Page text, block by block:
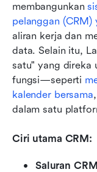
membangunkan
pelanggan (CRM)
aliran kerja dan
data. Selain itu,
satu" yang direka
fungsi—seperti
kalender bersama
dalam satu
Ciri utama CRM:
Saluran